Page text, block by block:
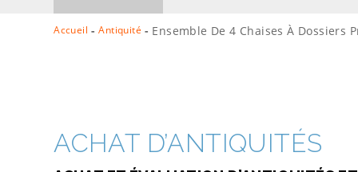
Accueil - Antiquité - Ensemble De 4 Chaises À Dossiers
ACHAT D’ANTIQUITÉS